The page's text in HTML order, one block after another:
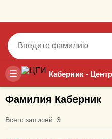
☰ Точный
Фамилия Каберник
Всего записей: 3